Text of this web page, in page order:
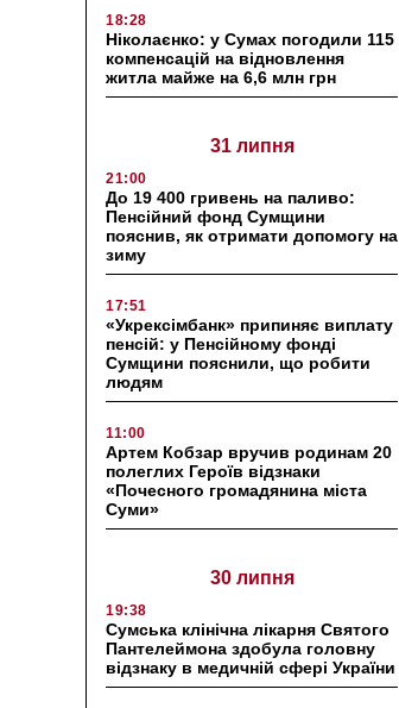
18:28
Ніколаєнко: у Сумах погодили 115
компенсацій на відновлення
житла майже на 6,6 млн грн
31 липня
21:00
До 19 400 гривень на паливо:
Пенсійний фонд Сумщини
пояснив, як отримати допомогу на
зиму
17:51
«Укрексімбанк» припиняє виплату
пенсій: у Пенсійному фонді
Сумщини пояснили, що робити
людям
11:00
Артем Кобзар вручив родинам 20
полеглих Героїв відзнаки
«Почесного громадянина міста
Суми»
30 липня
19:38
Сумська клінічна лікарня Святого
Пантелеймона здобула головну
відзнаку в медичній сфері України